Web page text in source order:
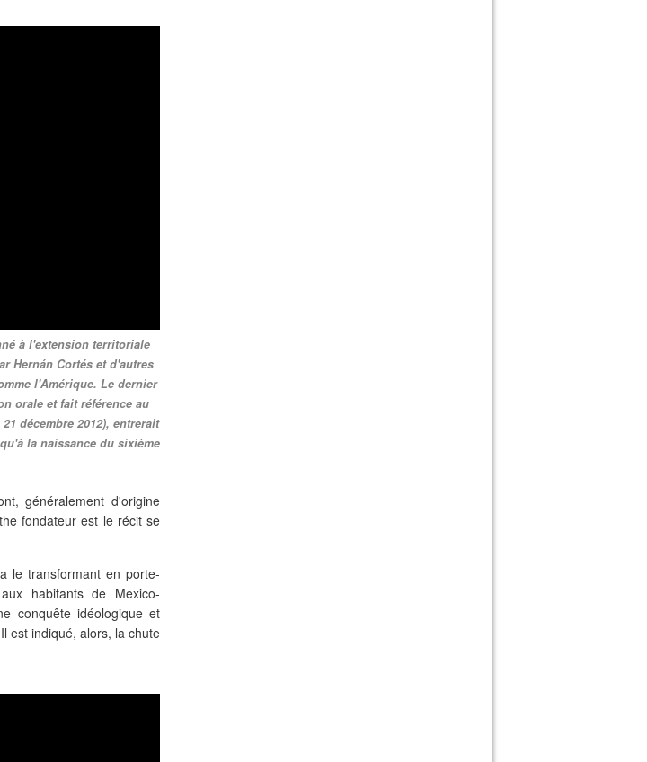
à l'extension territoriale
Hernán Cortés et d'autres
l'Amérique. Le dernier
orale et fait référence au
décembre 2012), entrerait
la naissance du sixième
généralement d'origine
fondateur est le récit se
le transformant en porte-
habitants de Mexico-
conquête idéologique et
est indiqué, alors, la chute